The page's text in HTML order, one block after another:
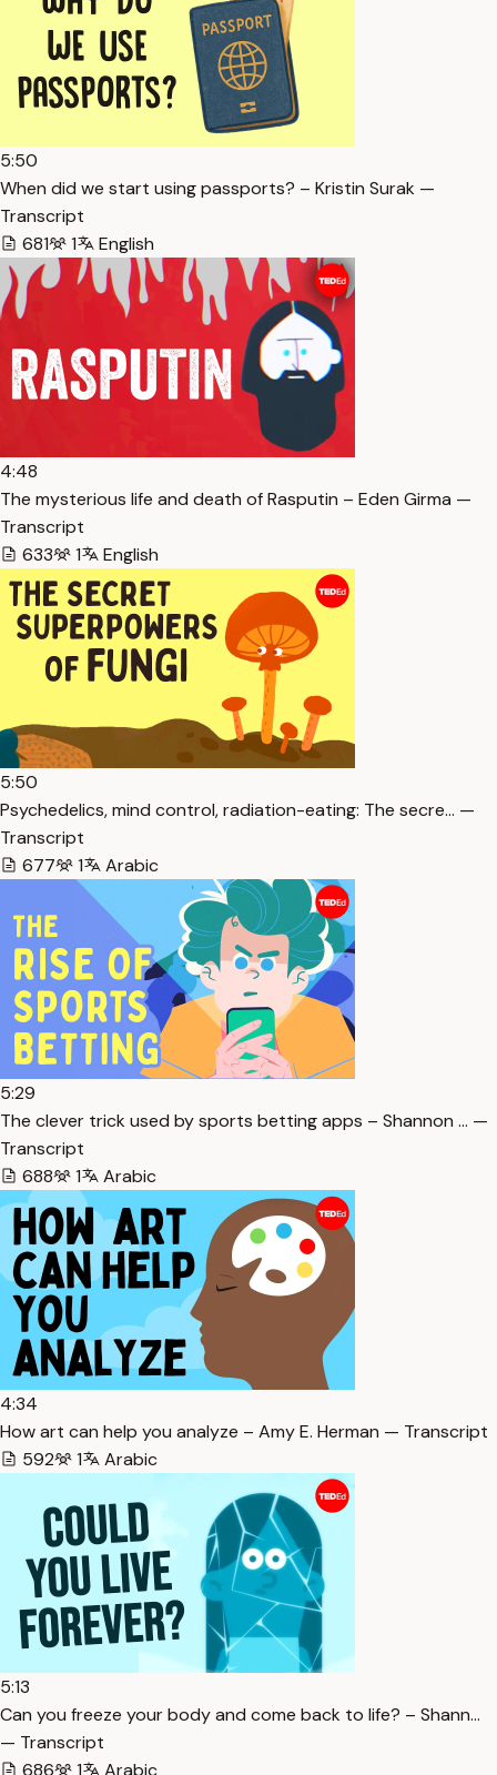
5:50
When did we start using passports? – Kristin Surak —
Transcript
681
1 English
4:48
The mysterious life and death of Rasputin – Eden Girma —
Transcript
633
1 English
5:50
Psychedelics, mind control, radiation-eating: The secre… —
Transcript
677
1 Arabic
5:29
The clever trick used by sports betting apps – Shannon … —
Transcript
688
1 Arabic
4:34
How art can help you analyze – Amy E. Herman — Transcript
592
1 Arabic
5:13
Can you freeze your body and come back to life? – Shann…
— Transcript
686
1 Arabic